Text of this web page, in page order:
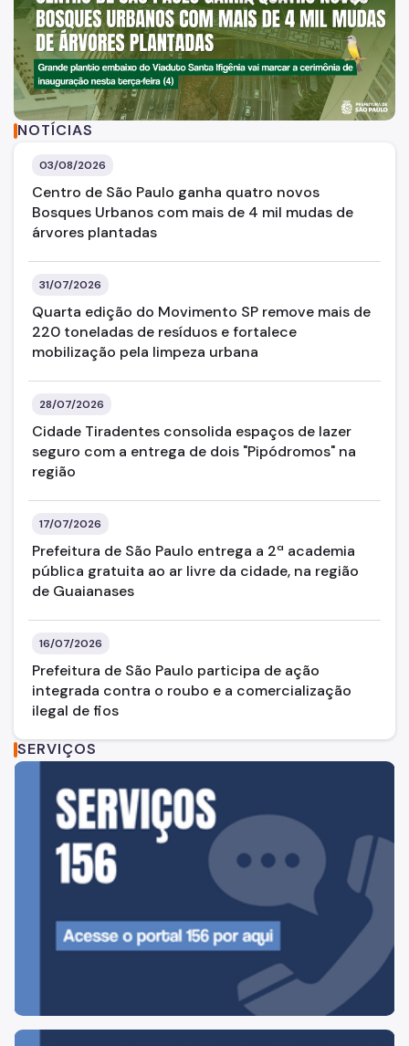
Dados
Mapa
Imprensa
Notícias
Bosques Urbanos
Flor e Cidade
Recapeamento
CONVIAS
Programa de Silêncio Urbano (PSIU)
DEGUOS - Departamento Geral de Uso e Ocupação De
Departamento de Zeladoria Urbana
um tom predominantemente sépia e terroso,
NOTÍCIAS
03/08/2026
Centro de São Paulo ganha quatro novos
Bosques Urbanos com mais de 4 mil mudas de
árvores plantadas
31/07/2026
Quarta edição do Movimento SP remove mais de
220 toneladas de resíduos e fortalece
mobilização pela limpeza urbana
28/07/2026
Cidade Tiradentes consolida espaços de lazer
seguro com a entrega de dois "Pipódromos" na
região
17/07/2026
Prefeitura de São Paulo entrega a 2ª academia
pública gratuita ao ar livre da cidade, na região
de Guaianases
16/07/2026
Prefeitura de São Paulo participa de ação
integrada contra o roubo e a comercialização
ilegal de fios
SERVIÇOS